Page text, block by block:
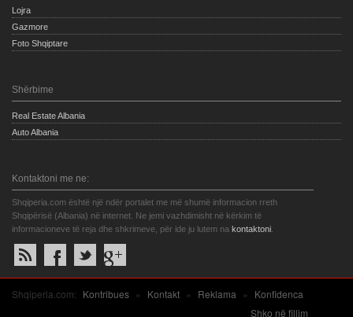
Lojra
Gazmore
Foto Shqiptare
Shërbime
Real Estate Albania
Auto Albania
Kontaktoni me ne:
Shqiperia.com është një ndër portalet me më shumë informacion rreth
Shqipërisë (Albania) në internet. Ne jemi vazhdimisht në kërkim të
informacioneve të reja dhe shkrimeve, për ide ju lutem na kontaktoni
Shqiperia.com: Kontribues » Kontakt » Reklama »
Konfidenca
Shko në fillim